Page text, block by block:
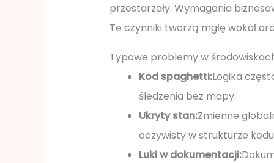
przestarzały. Wymagania
Te czynniki tworzą mgłę wokół
Typowe problemy w
Kod spaghetti:Logika
śledzenia bez mapy.
Ukryty stan:Zmienne
oczywisty w strukturze
Luki w dokumentacji: